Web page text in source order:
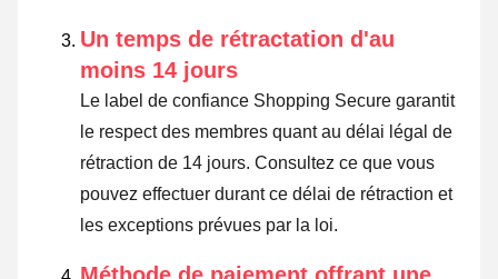
Un temps de rétractation d'au
moins 14 jours
Le label de confiance Shopping Secure garantit
le respect des membres quant au délai légal de
rétraction de 14 jours. Consultez ce que vous
pouvez effectuer durant ce délai de rétraction et
les exceptions prévues par la loi.